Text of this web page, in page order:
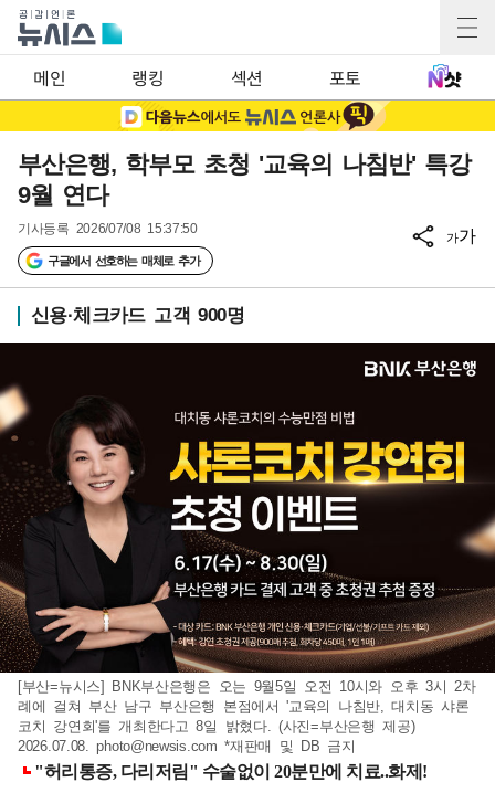
메인 랭킹 섹션 포토
부산은행, 학부모 초청 '교육의 나침반' 특강
9월 연다
기사등록 2026/07/08 15:37:50
구글에서 선호하는 매체로 추가
가가
신용·체크카드 고객 900명
[부산=뉴시스] BNK부산은행은 오는 9월5일 오전 10시와 오후 3시 2차
례에 걸쳐 부산 남구 부산은행 본점에서 '교육의 나침반, 대치동 샤론
코치 강연회'를 개최한다고 8일 밝혔다. (사진=부산은행 제공)
2026.07.08.photo@newsis.com *재판매 및 DB 금지